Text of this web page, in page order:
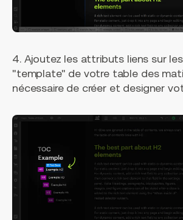
4. Ajoutez les attributs liens sur
"template" de votre table des
nécessaire de créer et designer